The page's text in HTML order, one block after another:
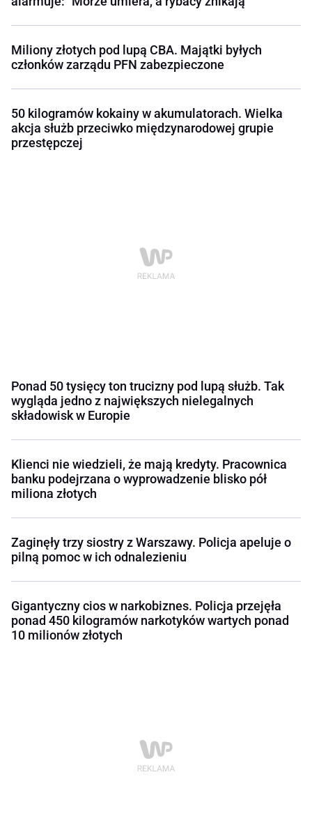
Miliony złotych pod lupą CBA. Majątki byłych
członków zarządu PFN zabezpieczone
50 kilogramów kokainy w akumulatorach. Wielka
akcja służb przeciwko międzynarodowej grupie
przestępczej
Ponad 50 tysięcy ton trucizny pod lupą służb. Tak
wygląda jedno z największych nielegalnych
składowisk w Europie
Klienci nie wiedzieli, że mają kredyty. Pracownica
banku podejrzana o wyprowadzenie blisko pół
miliona złotych
Zaginęły trzy siostry z Warszawy. Policja apeluje o
pilną pomoc w ich odnalezieniu
Gigantyczny cios w narkobiznes. Policja przejęła
ponad 450 kilogramów narkotyków wartych ponad
10 milionów złotych